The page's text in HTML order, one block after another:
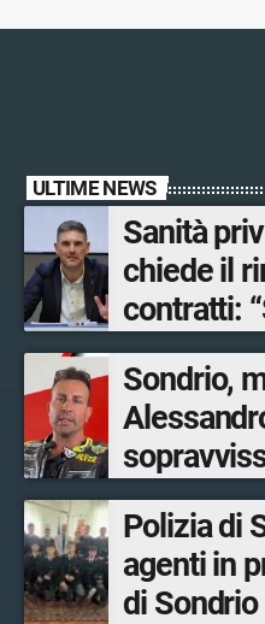
ULTIME NEWS
Sanità
chiede il
contratti:
salari
Sondrio,
ustioni
Polizia di
agenti in
di Sondrio